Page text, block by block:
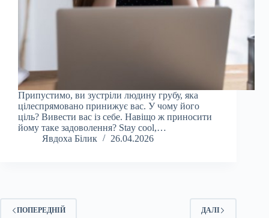
Припустимо, ви зустріли людину грубу, яка
цілеспрямовано принижує вас. У чому його
ціль? Вивести вас із себе. Навіщо ж приносити
йому таке задоволення? Stay cool,…
Явдоха Білик
26.04.2026
ПОПЕРЕДНІЙ ДАЛІ